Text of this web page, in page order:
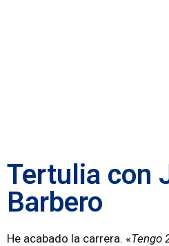
Tertulia con
Barbero
He acabado la carrera. «Tengo